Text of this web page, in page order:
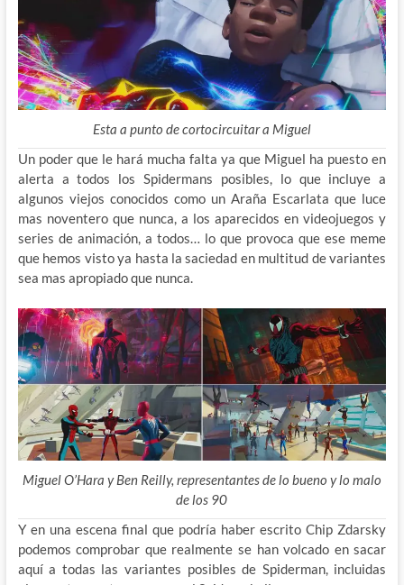
Esta a punto de cortocircuitar a Miguel
Un poder que le hará mucha falta ya que Miguel ha puesto en
alerta a todos los Spidermans posibles, lo que incluye a
algunos viejos conocidos como un Araña Escarlata que luce
mas noventero que nunca, a los aparecidos en videojuegos y
series de animación, a todos… lo que provoca que ese meme
que hemos visto ya hasta la saciedad en multitud de variantes
sea mas apropiado que nunca.
Miguel O’Hara y Ben Reilly, representantes de lo bueno y lo malo
de los 90
Y en una escena final que podría haber escrito Chip Zdarsky
podemos comprobar que realmente se han volcado en sacar
aquí a todas las variantes posibles de Spiderman, incluidas